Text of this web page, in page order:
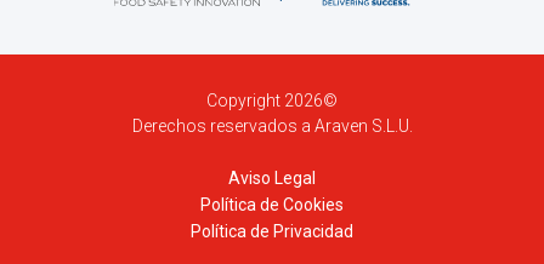
Copyright 2026©
Derechos reservados a Araven S.L.U.
Aviso Legal
Política de Cookies
Política de Privacidad